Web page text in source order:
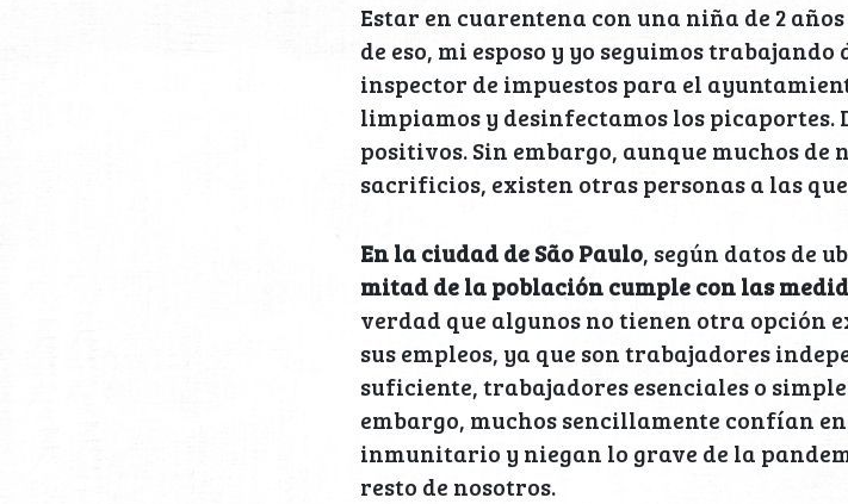
Estar en cuarentena con una niña de 2
de eso, mi esposo y yo seguimos
inspector de impuestos para el
limpiamos y desinfectamos los picaportes.
positivos. Sin embargo, aunque muchos de
sacrificios, existen otras personas a las
En la ciudad de São Paulo, según datos de
mitad de la población cumple con las
verdad que algunos no tienen otra opción
sus empleos, ya que son trabajadores
suficiente, trabajadores esenciales o
embargo, muchos sencillamente confían
inmunitario y niegan lo grave de la
resto de nosotros.